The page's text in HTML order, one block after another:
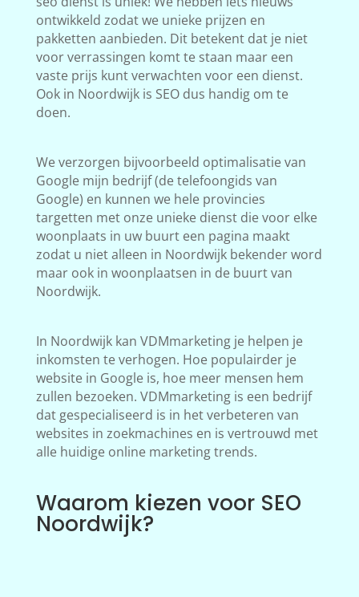
ontwikkeld zodat we unieke prijzen en
pakketten aanbieden. Dit betekent dat je niet
voor verrassingen komt te staan maar een
vaste prijs kunt verwachten voor een dienst.
Ook in Noordwijk is SEO dus handig om te
doen.
We verzorgen bijvoorbeeld optimalisatie van
Google mijn bedrijf (de telefoongids van
Google) en kunnen we hele provincies
targetten met onze unieke dienst die voor elke
woonplaats in uw buurt een pagina maakt
zodat u niet alleen in Noordwijk bekender word
maar ook in woonplaatsen in de buurt van
Noordwijk.
In Noordwijk kan VDMmarketing je helpen je
inkomsten te verhogen. Hoe populairder je
website in Google is, hoe meer mensen hem
zullen bezoeken. VDMmarketing is een bedrijf
dat gespecialiseerd is in het verbeteren van
websites in zoekmachines en is vertrouwd met
alle huidige online marketing trends.
Waarom kiezen voor SEO
Noordwijk?